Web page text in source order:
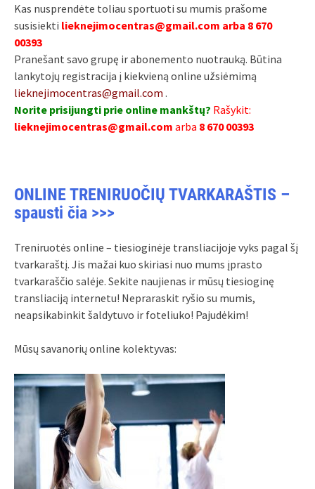
Kas nusprendėte toliau sportuoti su mumis prašome
susisiekti lieknejimocentras@gmail.com arba 8 670
00393
Pranešant savo grupę ir abonemento nuotrauką. Būtina
lankytojų registracija į kiekvieną online užsiėmimą
lieknejimocentras@gmail.com .
Norite prisijungti prie online mankštų? Rašykit:
lieknejimocentras@gmail.com arba 8 670 00393
ONLINE TRENIRUOČIŲ TVARKARAŠTIS –
spausti čia >>>
Treniruotės online – tiesioginėje transliacijoje vyks pagal šį
tvarkaraštį. Jis mažai kuo skiriasi nuo mums įprasto
tvarkaraščio salėje. Sekite naujienas ir mūsų tiesioginę
transliaciją internetu! Nepraraskit ryšio su mumis,
neapsikabinkit šaldytuvo ir foteliuko! Pajudėkim!
Mūsų savanorių online kolektyvas: